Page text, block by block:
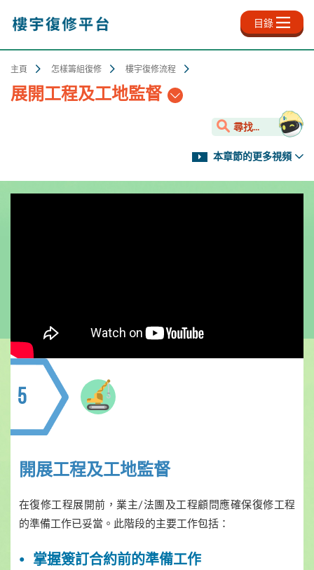
內
目錄
主頁 怎樣籌組復修 樓宇復修流程
展開工程及工地監督
尋找...
本章節的更多視頻
5
開展工程及工地監督
在復修工程展開前，業主/法團及工程顧問應確保復修工程
的準備工作已妥當。此階段的主要工作包括：
掌握簽訂合約前的準備工作